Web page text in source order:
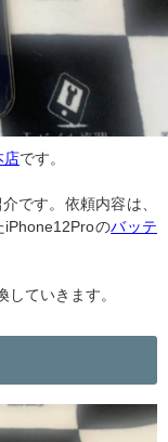
店です。
です。依頼内容は、
iPhone12Proのバッテ
ていきます。